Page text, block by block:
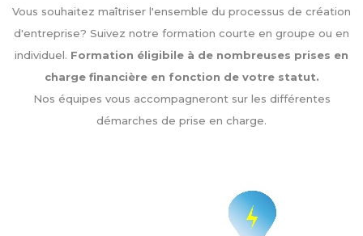
Vous souhaitez maîtriser l'ensemble du processus de création
d'entreprise? Suivez notre formation courte en groupe ou en
individuel. Formation éligibile à de nombreuses prises en
charge financière en fonction de votre statut.
Nos équipes vous accompagneront sur les différentes
démarches de prise en charge.